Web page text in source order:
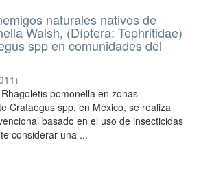
naturales nativos de
Walsh, (Díptera: Tephritidae)
spp en comunidades del
)
pomonella en zonas
Crataegus spp. en México, se realiza
basado en el uso de insecticidas
considerar una ...